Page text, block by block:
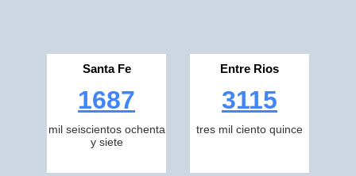
Santa Fe
1687
mil seiscientos ochenta
y siete
Entre Rios
3115
tres mil ciento quince